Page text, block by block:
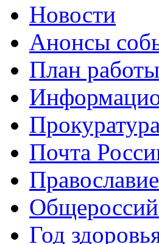
Новости
Анонсы
План работы
Почта
Православие
Год